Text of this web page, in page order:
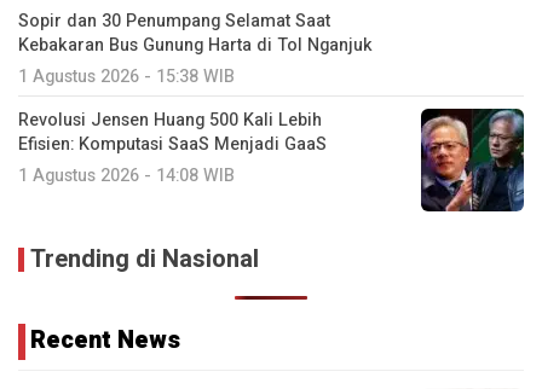
Sopir dan 30 Penumpang Selamat Saat
Kebakaran Bus Gunung Harta di Tol Nganjuk
1 Agustus 2026 - 15:38 WIB
Revolusi Jensen Huang 500 Kali Lebih
Efisien: Komputasi SaaS Menjadi GaaS
1 Agustus 2026 - 14:08 WIB
Trending di Nasional
Recent News